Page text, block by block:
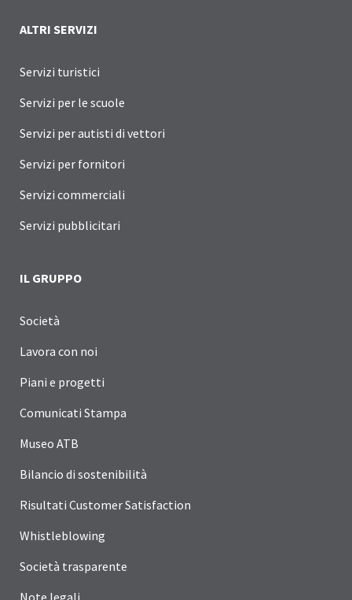
ALTRI SERVIZI
Servizi turistici
Servizi per le scuole
Servizi per autisti di vettori
Servizi per fornitori
Servizi commerciali
Servizi pubblicitari
IL GRUPPO
Società
Lavora con noi
Piani e progetti
Comunicati Stampa
Museo ATB
Bilancio di sostenibilità
Risultati Customer Satisfaction
Whistleblowing
Società trasparente
Note legali